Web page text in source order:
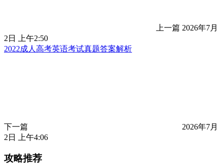
上一篇 2026年7月
2日 上午2:50
2022成人高考英语考试真题答案解析
下一篇
2026年7月
2日 上午4:06
攻略推荐